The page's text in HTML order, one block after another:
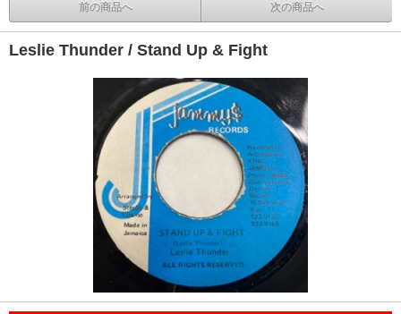
前の商品へ 次の商品へ
Leslie Thunder / Stand Up & Fight